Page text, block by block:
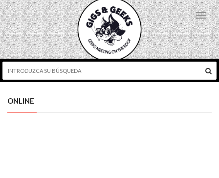
ONLINE